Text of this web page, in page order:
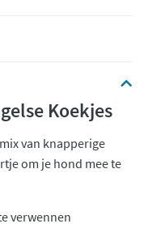
Koekjes
van knapperige
om je hond mee te
verwennen